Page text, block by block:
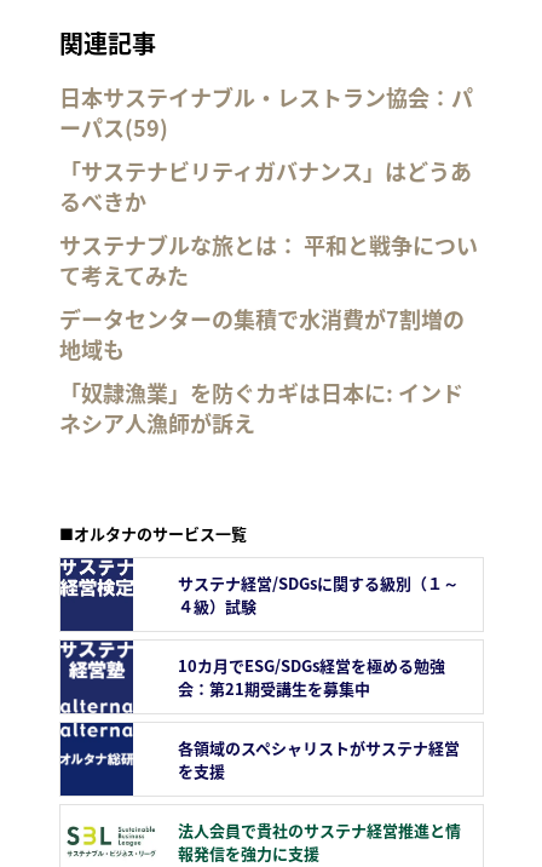
関連記事
日本サステイナブル・レストラン協会：パ
ーパス(59)
「サステナビリティガバナンス」はどうあ
るべきか
サステナブルな旅とは： 平和と戦争につい
て考えてみた
データセンターの集積で水消費が7割増の
地域も
「奴隷漁業」を防ぐカギは日本に: インド
ネシア人漁師が訴え
■オルタナのサービス一覧
サステナ経営/SDGsに関する級別（１～
４級）試験
10カ月でESG/SDGs経営を極める勉強
会：第21期受講生を募集中
各領域のスペシャリストがサステナ経営
を支援
法人会員で貴社のサステナ経営推進と情
報発信を強力に支援